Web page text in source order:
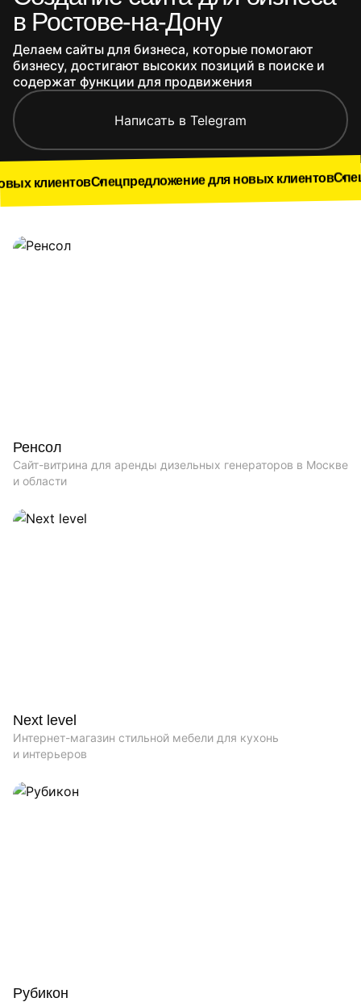
в Ростове-на-Дону
Делаем сайты для бизнеса, которые помогают
бизнесу, достигают высоких позиций в поиске и
содержат функции для продвижения
Написать в Telegram
Спецпредложение для новых клиентов
Наши работы
Ренсол
Сайт-витрина для аренды дизельных генераторов в Москве
и области
Next level
Интернет-магазин стильной мебели для кухонь
и интерьеров
Рубикон